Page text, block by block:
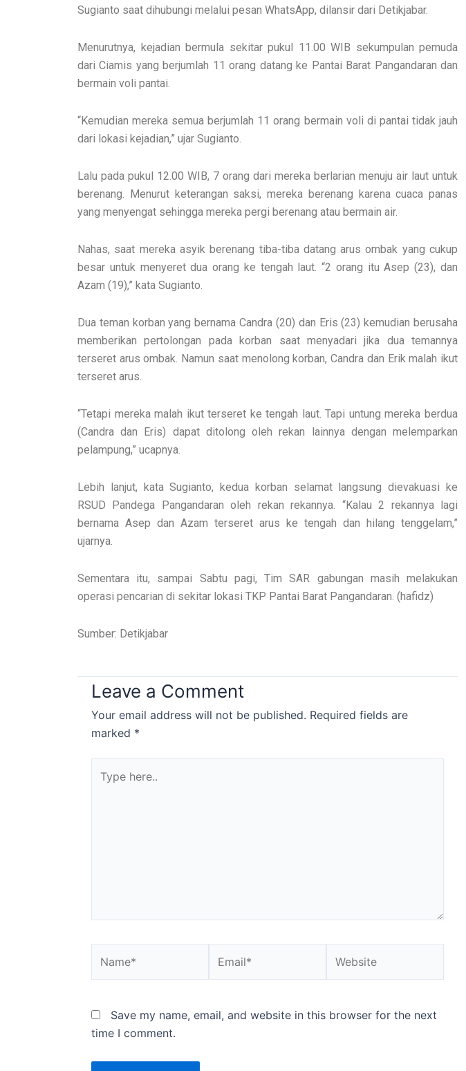
Sugianto saat dihubungi melalui pesan WhatsApp, dilansir dari Detikjabar.
Menurutnya, kejadian bermula sekitar pukul 11.00 WIB sekumpulan pemuda
dari Ciamis yang berjumlah 11 orang datang ke Pantai Barat Pangandaran dan
bermain voli pantai.
“Kemudian mereka semua berjumlah 11 orang bermain voli di pantai tidak jauh
dari lokasi kejadian,” ujar Sugianto.
Lalu pada pukul 12.00 WIB, 7 orang dari mereka berlarian menuju air laut untuk
berenang. Menurut keterangan saksi, mereka berenang karena cuaca panas
yang menyengat sehingga mereka pergi berenang atau bermain air.
Nahas, saat mereka asyik berenang tiba-tiba datang arus ombak yang cukup
besar untuk menyeret dua orang ke tengah laut. “2 orang itu Asep (23), dan
Azam (19),” kata Sugianto.
Dua teman korban yang bernama Candra (20) dan Eris (23) kemudian berusaha
memberikan pertolongan pada korban saat menyadari jika dua temannya
terseret arus ombak. Namun saat menolong korban, Candra dan Erik malah ikut
terseret arus.
“Tetapi mereka malah ikut terseret ke tengah laut. Tapi untung mereka berdua
(Candra dan Eris) dapat ditolong oleh rekan lainnya dengan melemparkan
pelampung,” ucapnya.
Lebih lanjut, kata Sugianto, kedua korban selamat langsung dievakuasi ke
RSUD Pandega Pangandaran oleh rekan rekannya. “Kalau 2 rekannya lagi
bernama Asep dan Azam terseret arus ke tengah dan hilang tenggelam,”
ujarnya.
Sementara itu, sampai Sabtu pagi, Tim SAR gabungan masih melakukan
operasi pencarian di sekitar lokasi TKP Pantai Barat Pangandaran. (hafidz)
Sumber: Detikjabar
Leave a Comment
Your email address will not be published. Required fields are
marked *
here..
Save my name, email, and website in this browser for the next
time I comment.